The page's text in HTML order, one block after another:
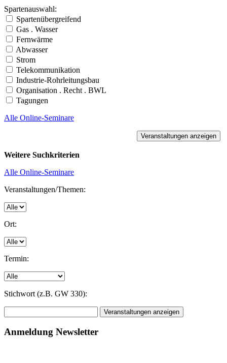
Spartenauswahl:
Spartenübergreifend
Gas . Wasser
Fernwärme
Abwasser
Strom
Telekommunikation
Industrie-Rohrleitungsbau
Organisation . Recht . BWL
Tagungen
Alle Online-Seminare
Weitere Suchkriterien
Alle Online-Seminare
Veranstaltungen/Themen:
Ort:
Termin:
Stichwort (z.B. GW 330):
Anmeldung Newsletter